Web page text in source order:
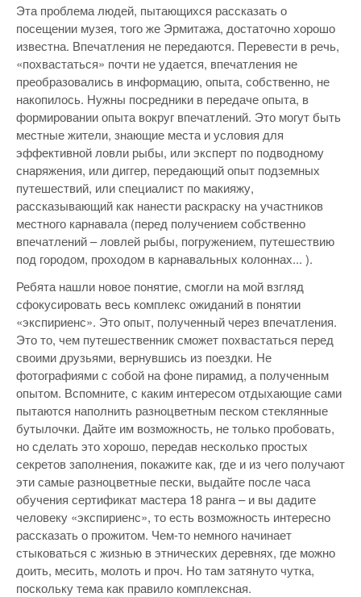
Эта проблема людей, пытающихся рассказать о
посещении музея, того же Эрмитажа, достаточно хорошо
известна. Впечатления не передаются. Перевести в речь,
«похвастаться» почти не удается, впечатления не
преобразовались в информацию, опыта, собственно, не
накопилось. Нужны посредники в передаче опыта, в
формировании опыта вокруг впечатлений. Это могут быть
местные жители, знающие места и условия для
эффективной ловли рыбы, или эксперт по подводному
снаряжения, или диггер, передающий опыт подземных
путешествий, или специалист по макияжу,
рассказывающий как нанести раскраску на участников
местного карнавала (перед получением собственно
впечатлений – ловлей рыбы, погружением, путешествию
под городом, проходом в карнавальных колоннах... ).
Ребята нашли новое понятие, смогли на мой взгляд
сфокусировать весь комплекс ожиданий в понятии
«экспириенс». Это опыт, полученный через впечатления.
Это то, чем путешественник сможет похвастаться перед
своими друзьями, вернувшись из поездки. Не
фотографиями с собой на фоне пирамид, а полученным
опытом. Вспомните, с каким интересом отдыхающие сами
пытаются наполнить разноцветным песком стеклянные
бутылочки. Дайте им возможность, не только пробовать,
но сделать это хорошо, передав несколько простых
секретов заполнения, покажите как, где и из чего получают
эти самые разноцветные пески, выдайте после часа
обучения сертификат мастера 18 ранга – и вы дадите
человеку «экспириенс», то есть возможность интересно
рассказать о прожитом. Чем-то немного начинает
стыковаться с жизнью в этнических деревнях, где можно
доить, месить, молоть и проч. Но там затянуто чутка,
поскольку тема как правило комплексная.